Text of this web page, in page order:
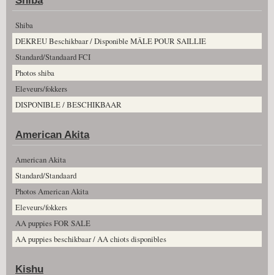
Shiba
DEKREU Beschikbaar / Disponible MÂLE POUR SAILLIE
Standard/Standaard FCI
Photos shiba
Eleveurs/fokkers
DISPONIBLE / BESCHIKBAAR
American Akita
American Akita
Standard/Standaard
Photos American Akita
Eleveurs/fokkers
AA puppies FOR SALE
AA puppies beschikbaar / AA chiots disponibles
Kishu